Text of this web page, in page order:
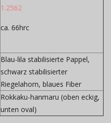
1.2562
ca. 66hrc
Blau-lila stabilisierte Pappel,
schwarz stabilisierter
Riegelahorn, blaues Fiber
Rokkaku-hanmaru (oben eckig,
unten oval)